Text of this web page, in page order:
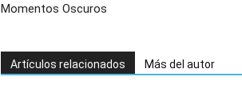
Momentos Oscuros
Artículos relacionados Más del autor